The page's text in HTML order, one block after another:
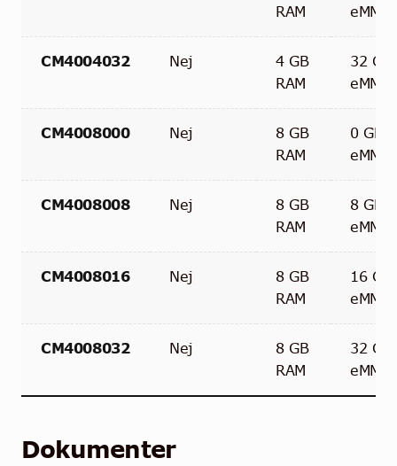
RAM
eMMC
CM4004032 Nej
4 GB
RAM
32 GB
eMMC
CM4008000 Nej
8 GB
RAM
0 GB
eMMC
CM4008008 Nej
8 GB
RAM
8 GB
eMMC
CM4008016 Nej
8 GB
RAM
16 GB
eMMC
CM4008032 Nej
8 GB
RAM
32 GB
eMMC
Dokumenter